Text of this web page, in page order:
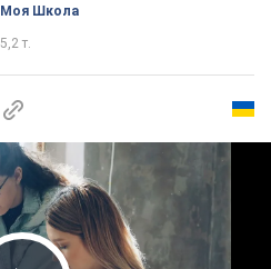
Моя Школа
5,2 т.